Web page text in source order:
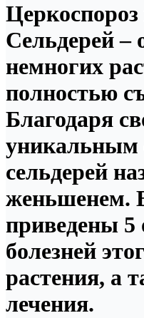
Сельдерей –
немногих
полностью
Благодаря
уникальным
сельдерей
женьшенем.
приведены 5
болезней
растения, а
лечения.